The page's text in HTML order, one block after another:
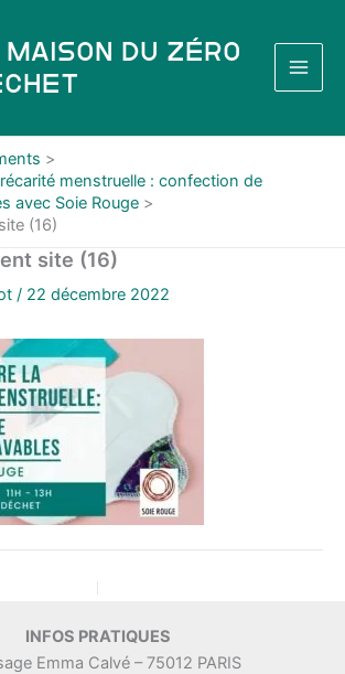
Maison du Zéro
menstruelle : confection de
avec Soie Rouge
(16)
site (16)
/ 22 décembre 2022
INFOS PRATIQUES
Emma Calvé – 75012 PARIS